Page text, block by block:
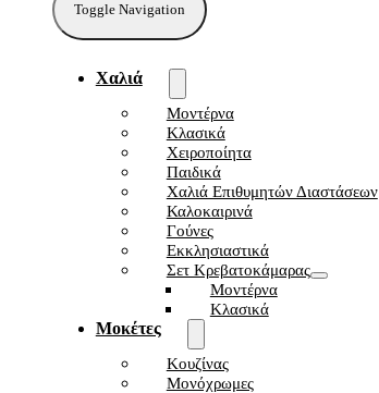
Toggle Navigation
Χαλιά
Μοντέρνα
Κλασικά
Χειροποίητα
Παιδικά
Χαλιά Επιθυμητών Διαστάσεων
Καλοκαιρινά
Γούνες
Εκκλησιαστικά
Σετ Κρεβατοκάμαρας
Μοντέρνα
Κλασικά
Μοκέτες
Κουζίνας
Μονόχρωμες